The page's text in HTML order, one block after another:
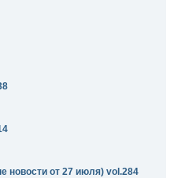
новости от 27 июля) vol.284